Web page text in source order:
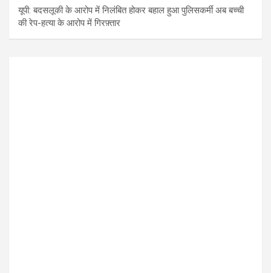
यूपी: बदसलूकी के आरोप में निलंबित होकर बहाल हुआ पुलिसकर्मी अब बच्ची
की रेप-हत्या के आरोप में गिरफ़्तार